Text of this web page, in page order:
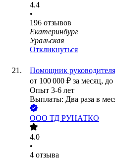
4.4
•
196 отзывов
Екатеринбург
Уральская
Откликнуться
Помощник
от 100 000 ₽ за месяц, до
Опыт 3-6 лет
Выплаты: Два раза в
ООО ТД РУНАТКО
4.0
•
4 отзыва